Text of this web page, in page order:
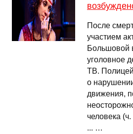
После
участием
Большовой
уголовное
ТВ.
о
движения,
человека
... …